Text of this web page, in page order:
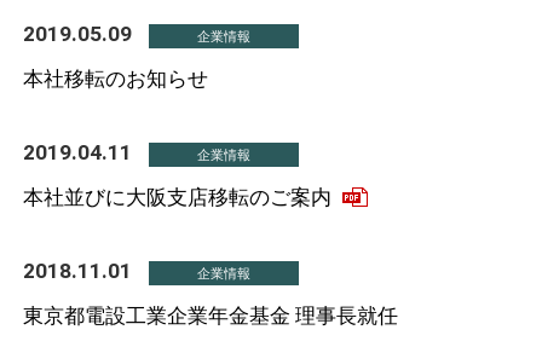
2019.05.09 企業情報
本社移転のお知らせ
2019.04.11 企業情報
本社並びに大阪支店移転のご案内
2018.11.01 企業情報
東京都電設工業企業年金基金 理事長就任